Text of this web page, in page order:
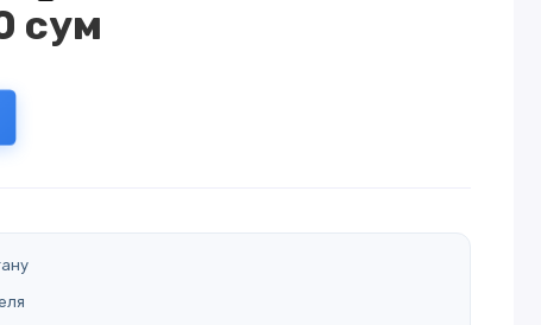
сум